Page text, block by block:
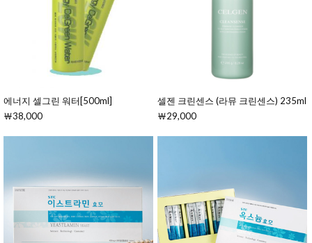
에너지 셀그린 워터[500ml]
￦38,000
셀젠 크린센스 (라뮤 크린센스) 235ml
￦29,000